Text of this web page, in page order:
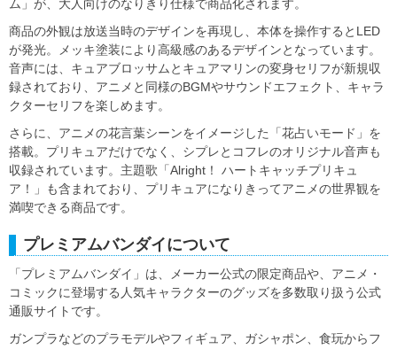
ム」が、大人向けのなりきり仕様で商品化されます。
商品の外観は放送当時のデザインを再現し、本体を操作するとLED
が発光。メッキ塗装により高級感のあるデザインとなっています。
音声には、キュアブロッサムとキュアマリンの変身セリフが新規収
録されており、アニメと同様のBGMやサウンドエフェクト、キャラ
クターセリフを楽しめます。
さらに、アニメの花言葉シーンをイメージした「花占いモード」を
搭載。プリキュアだけでなく、シプレとコフレのオリジナル音声も
収録されています。主題歌「Alright！ ハートキャッチプリキュ
ア！」も含まれており、プリキュアになりきってアニメの世界観を
満喫できる商品です。
プレミアムバンダイについて
「プレミアムバンダイ」は、メーカー公式の限定商品や、アニメ・
コミックに登場する人気キャラクターのグッズを多数取り扱う公式
通販サイトです。
ガンプラなどのプラモデルやフィギュア、ガシャポン、食玩からフ